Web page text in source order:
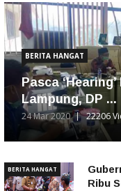
BERITA HANGAT
Pasca
Lampung, DP ...
24 Mar 2020 22206
BERITA HANGAT
Ribu